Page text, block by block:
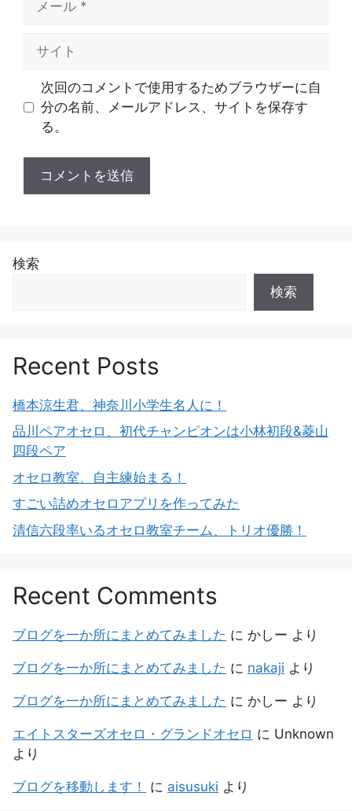
次回のコメントで使用するためブラウザーに自
分の名前、メールアドレス、サイトを保存す
る。
検索
検索
Recent Posts
橋本涼生君、神奈川小学生名人に！
品川ペアオセロ、初代チャンピオンは小林初段&菱山
四段ペア
オセロ教室、自主練始まる！
すごい詰めオセロアプリを作ってみた
清信六段率いるオセロ教室チーム、トリオ優勝！
Recent Comments
ブログを一か所にまとめてみました に かしー より
ブログを一か所にまとめてみました に nakaji より
ブログを一か所にまとめてみました に かしー より
エイトスターズオセロ・グランドオセロ に Unknown
より
ブログを移動します！ に aisusuki より